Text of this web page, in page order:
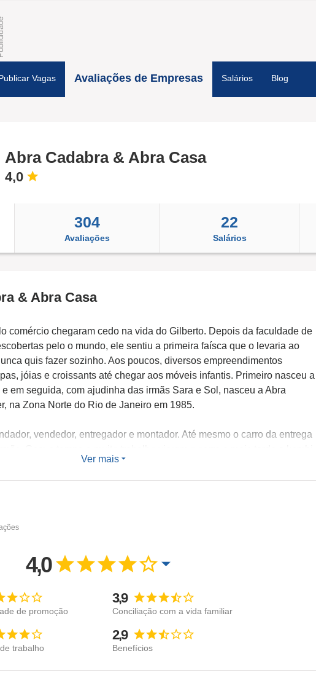
Vagas Avaliações de Empresas Salários Blog
Abra Cadabra & Abra Casa
4,0
304
Avaliações
22
Salários
& Abra Casa
comércio chegaram cedo na vida do Gilberto. Depois da faculdade de
pelo o mundo, ele sentiu a primeira faísca que o levaria ao
quis fazer sozinho. Aos poucos, diversos empreendimentos
jóias e croissants até chegar aos móveis infantis. Primeiro nasceu a
em seguida, com ajudinha das irmãs Sara e Sol, nasceu a Abra
na Zona Norte do Rio de Janeiro em 1985.
vendedor, entregador e montador. Até mesmo o carro da entrega
completas. A fórmula dos negócios foi crescendo, um passo de cada
era o depósito ficou pequena demais para os seus sonhos.
montador da Abra Cadabra, que avisou sobre um depósito em
o emblemático teto vermelho sob os olhares criativos da sua irmã, a
virar mini cama no mercado. A empresa sempre traduziu o espírito de
primeiras varejistas a ocupar as redes com o seu e-commerce e o
recentemente.
e o Gilberto nunca esteve sozinho. Tinha suas irmãs, sua esposa
Ver mais
4,0
de promoção
3,9
Conciliação com a vida familiar
trabalho
2,9
Benefícios